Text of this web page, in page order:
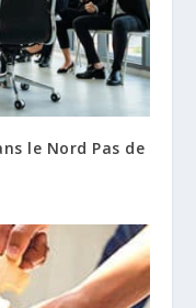
le Nord Pas de